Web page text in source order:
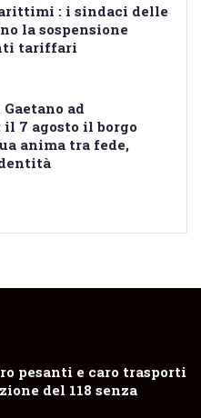
: i sindaci delle
la sospensione
tariffari
ad
il 7 agosto il borgo
anima tra fede,
pesanti e caro trasporti
del 118 senza